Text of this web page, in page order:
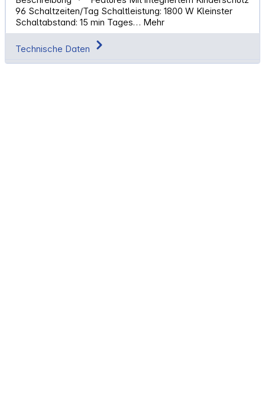
96 Schaltzeiten/Tag Schaltleistung: 1800 W Kleinster
Schaltabstand: 15 min Tages… Mehr
Technische Daten